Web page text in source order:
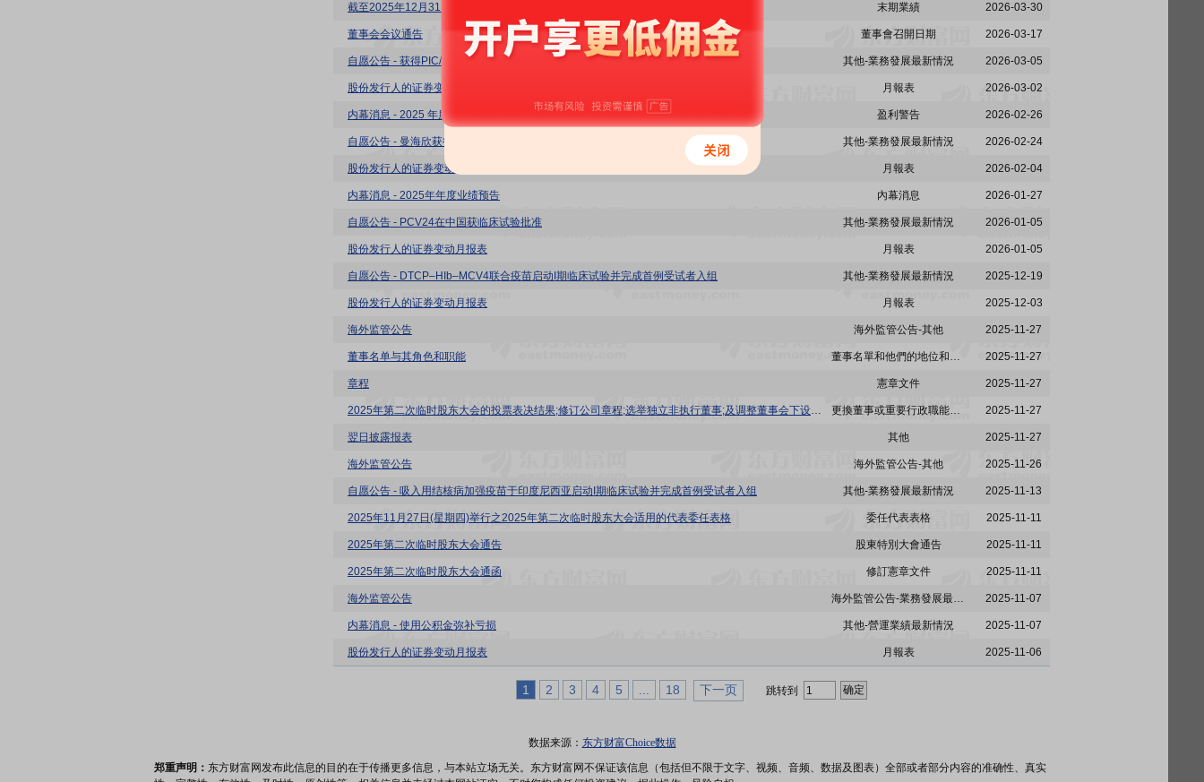
截至2025年12月31日止的年度业绩公告 末期業績 2026-03-30
董事会会议通告 董事會召開日期 2026-03-17
自愿公告 - 获得PIC/S GMP认证 其他-業務發展最新情況 2026-03-05
股份发行人的证券变动月报表 月報表 2026-03-02
内幕消息 - 2025 年度业绩快报公告 盈利警告 2026-02-26
自愿公告 - 曼海欣获得《药品补充申请批准通知书》 其他-業務發展最新情況 2026-02-24
股份发行人的证券变动月报表 月報表 2026-02-04
内幕消息 - 2025年年度业绩预告 內幕消息 2026-01-27
自愿公告 - PCV24在中国获临床试验批准 其他-業務發展最新情況 2026-01-05
股份发行人的证券变动月报表 月報表 2026-01-05
自愿公告 - DTCP–HIb–MCV4联合疫苗启动I期临床试验并完成首例受试者入组 其他-業務發展最新情況 2025-12-19
股份发行人的证券变动月报表 月報表 2025-12-03
海外监管公告 海外監管公告-其他 2025-11-27
董事名单与其角色和职能 董事名單和他們的地位和作用 2025-11-27
章程 憲章文件 2025-11-27
2025年第二次临时股东大会的投票表决结果;修订公司章程;选举独立非执行董事;及调整董事会下设各委员会的组成 更換董事或重要行政職能或職責的變更 2025-11-27
翌日披露报表 其他 2025-11-27
海外监管公告 海外監管公告-其他 2025-11-26
自愿公告 - 吸入用结核病加强疫苗于印度尼西亚启动I期临床试验并完成首例受试者入组 其他-業務發展最新情況 2025-11-13
2025年11月27日(星期四)举行之2025年第二次临时股东大会适用的代表委任表格 委任代表表格 2025-11-11
2025年第二次临时股东大会通告 股東特別大會通告 2025-11-11
2025年第二次临时股东大会通函 修訂憲章文件 2025-11-11
海外监管公告 海外監管公告-業務發展最新情況 2025-11-07
内幕消息 - 使用公积金弥补亏损 其他-營運業績最新情況 2025-11-07
股份发行人的证券变动月报表 月報表 2025-11-06
1 2 3 4 5 18 下一页 跳转到
数据来源： 东方财富Choice数据
郑重声明： 东方财富网发布此信息的目的在于传播更多信息，与本站立场无关。东方财富网不保证该信息（包括但不限于文字、视频、音频、数据及图表）全部或者部分内容的准确性、真实